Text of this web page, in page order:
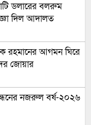
ডলারের বলরুম
দিল আদালত
রহমানের আগমন ঘিরে
জোয়ার
নজরুল বর্ষ-২০২৬